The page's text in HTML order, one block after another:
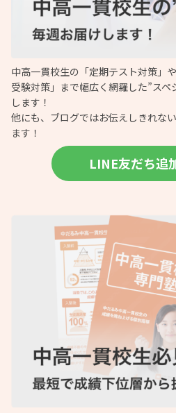
中高一貫校生の「定期テスト対策」
受験対策」まで幅広く網羅した”ス
します！
他にも、ブログではお伝えしきれな
ます！
LINE友だち追